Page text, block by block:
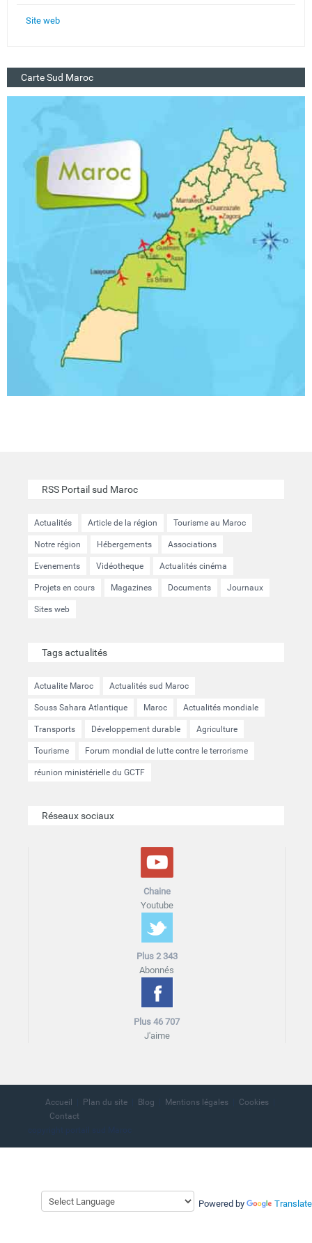
Site web
Carte Sud Maroc
Powered by Translate
RSS Portail sud Maroc
Actualités Article de la région Tourisme au Maroc
Notre région Hébergements Associations
Evenements Vidéotheque Actualités cinéma
Projets en cours Magazines Documents Journaux
Sites web
Tags actualités
Actualite Maroc Actualités sud Maroc
Souss Sahara Atlantique Maroc Actualités mondiale
Transports Développement durable Agriculture
Tourisme Forum mondial de lutte contre le terrorisme
réunion ministérielle du GCTF
Réseaux sociaux
Chaine
Youtube
Plus 2 343
Abonnés
Plus 46 707
J'aime
Accueil Plan du site Blog Mentions légales
Cookies
Contact